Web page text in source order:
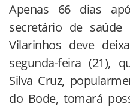
Apenas 66 dias
secretário de saúde
Vilarinhos deve
segunda-feira (21),
Silva Cruz,
do Bode, tomará